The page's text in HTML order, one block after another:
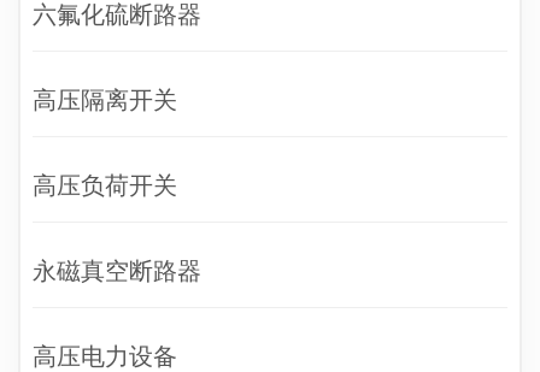
六氟化硫断路器
高压隔离开关
高压负荷开关
永磁真空断路器
高压电力设备